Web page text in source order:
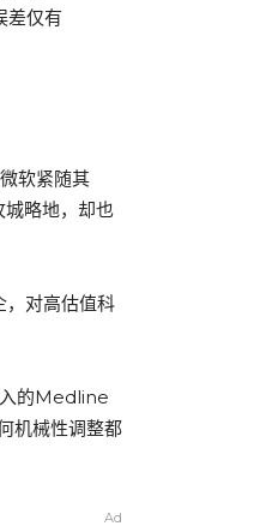
差仅有
软紧随其
略地，却也
，对高估值科
的Medline
机械性调整都
Ad